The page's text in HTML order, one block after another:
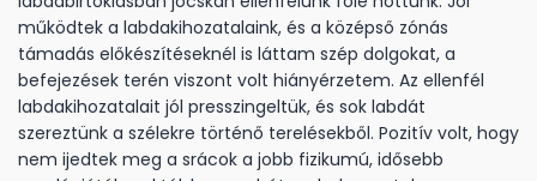
működtek a labdakihozatalaink, és a középső zónás
támadás előkészítéseknél is láttam szép dolgokat, a
befejezések terén viszont volt hiányérzetem. Az ellenfél
labdakihozatalait jól presszingeltük, és sok labdát
szereztünk a szélekre történő terelésekből. Pozitív volt, hogy
nem ijedtek meg a srácok a jobb fizikumú, idősebb